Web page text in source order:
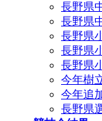
長野県
長野県
長野県
長野県
長野県
今年樹
今年追
長野県